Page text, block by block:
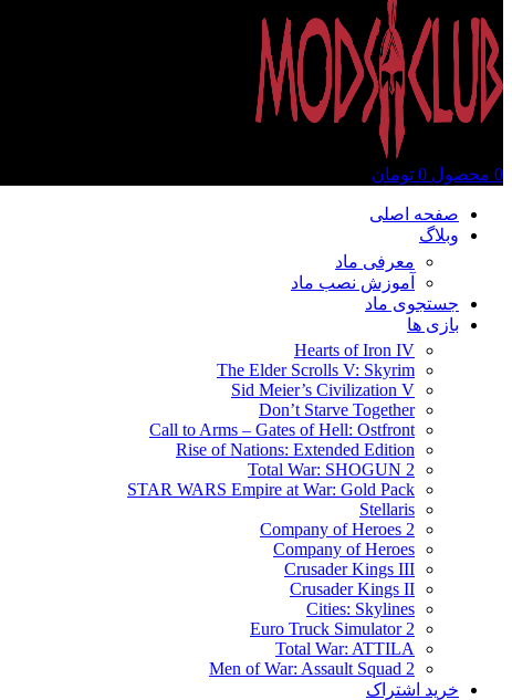
0 محصول 0 تومان
صفحه اصلی
وبلاگ
معرفی ماد
آموزش نصب ماد
جستجوی ماد
بازی ها
Hearts of Iron IV
The Elder Scrolls V: Skyrim
Sid Meier’s Civilization V
Don’t Starve Together
Call to Arms – Gates of Hell: Ostfront
Rise of Nations: Extended Edition
Total War: SHOGUN 2
STAR WARS Empire at War: Gold Pack
Stellaris
Company of Heroes 2
Company of Heroes
Crusader Kings III
Crusader Kings II
Cities: Skylines
Euro Truck Simulator 2
Total War: ATTILA
Men of War: Assault Squad 2
خرید اشتراک